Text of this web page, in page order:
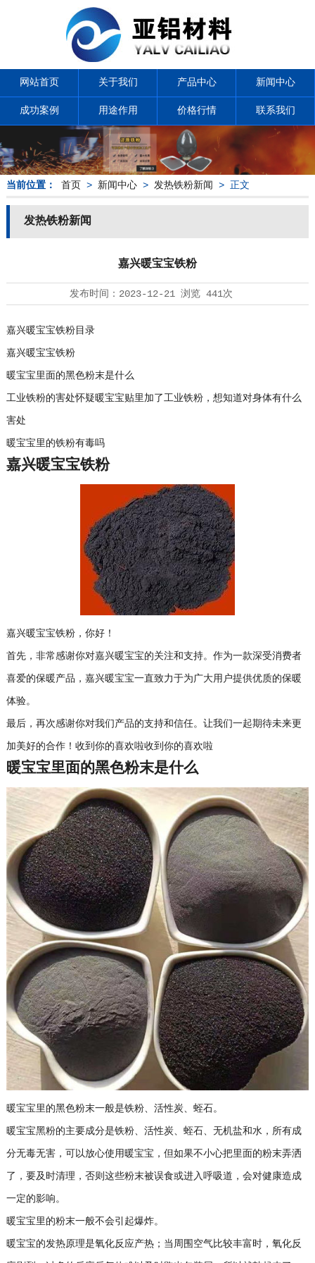
网站首页 关于我们 产品中心 新闻中心
成功案例 用途作用 价格行情 联系我们
当前位置： 首页 > 新闻中心> 发热铁粉新闻 > 正文
发热铁粉新闻
嘉兴暖宝宝铁粉
发布时间： 2023-12-21浏览 441次
嘉兴暖宝宝铁粉目录
嘉兴暖宝宝铁粉
暖宝宝里面的黑色粉末是什么
工业铁粉的害处怀疑暖宝宝贴里加了工业铁粉，想知道对身体有什么
害处
暖宝宝里的铁粉有毒吗
嘉兴暖宝宝铁粉
嘉兴暖宝宝铁粉，你好！
首先，非常感谢你对嘉兴暖宝宝的关注和支持。作为一款深受消费者
喜爱的保暖产品，嘉兴暖宝宝一直致力于为广大用户提供优质的保暖
体验。
最后，再次感谢你对我们产品的支持和信任。让我们一起期待未来更
加美好的合作！收到你的喜欢啦收到你的喜欢啦
暖宝宝里面的黑色粉末是什么
暖宝宝里的黑色粉末一般是铁粉、活性炭、蛭石。
暖宝宝黑粉的主要成分是铁粉、活性炭、蛭石、无机盐和水，所有成
分无毒无害，可以放心使用暖宝宝，但如果不小心把里面的粉末弄洒
了，要及时清理，否则这些粉末被误食或进入呼吸道，会对健康造成
一定的影响。
暖宝宝里的粉末一般不会引起爆炸。
暖宝宝的发热原理是氧化反应产热；当周围空气比较丰富时，氧化反